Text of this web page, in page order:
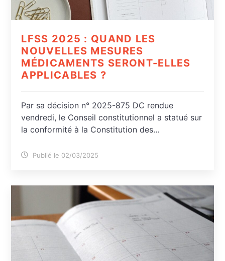
LFSS 2025 : QUAND LES
NOUVELLES MESURES
MÉDICAMENTS SERONT-ELLES
APPLICABLES ?
Par sa décision n° 2025-875 DC rendue
vendredi, le Conseil constitutionnel a statué sur
la conformité à la Constitution des…
Publié le 02/03/2025